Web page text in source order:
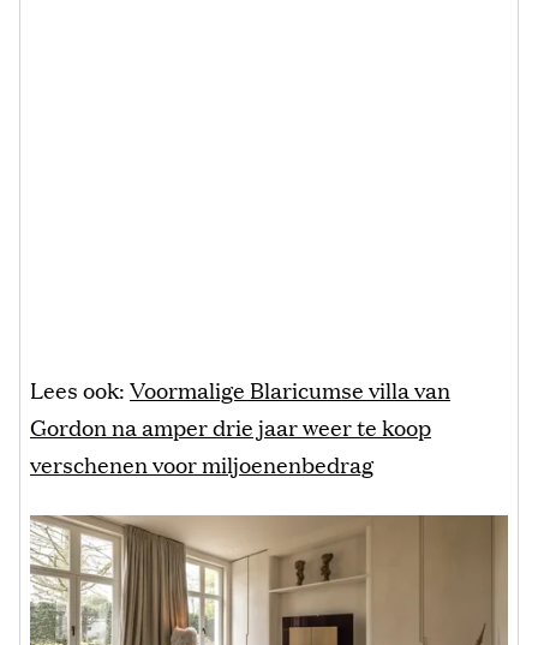
Lees ook:Voormalige Blaricumse villa van
Gordon na amper drie jaar weer te koop
verschenen voor miljoenenbedrag